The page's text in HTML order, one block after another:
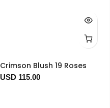
Crimson Blush 19 Roses
USD 115.00